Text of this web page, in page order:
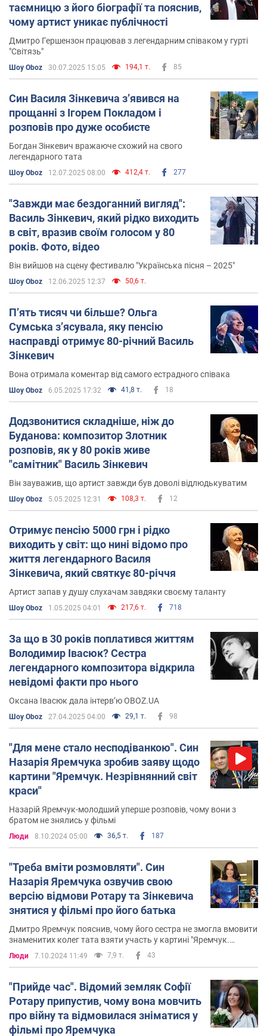
таємницю з його біографії та пояснив,
чому артист уникає публічності
Дмитро Гершензон працював з легендарним співаком у гурті
"Світязь"
Шоу Oboz 30.07.2025 15:05 194,1 т. 85
Син Василя Зінкевича з’явився на
прощанні з Ігорем Покладом і
розповів про дуже особисте
Богдан Зінкевич вражаюче схожий на свого
легендарного тата
Шоу Oboz 12.07.2025 08:00 412,4 т. 277
"Завжди має бездоганний вигляд":
Василь Зінкевич, який рідко виходить
в світ, вразив своїм голосом у 80
років. Фото, відео
Він вийшов на сцену фестивалю "Українська пісня – 2025"
Шоу Oboz 12.06.2025 12:37 50,6 т.
Пʼять тисяч чи більше? Ольга
Сумська зʼясувала, яку пенсію
насправді отримує 80-річний Василь
Зінкевич
Вона отримала коментар від самого естрадного співака
Шоу Oboz 6.05.2025 17:32 41,8 т. 18
Додзвонитися складніше, ніж до
Буданова: композитор Злотник
розповів, як у 80 років живе
"самітник" Василь Зінкевич
Він зауважив, що артист завжди був доволі відлюдькуватим
Шоу Oboz 5.05.2025 12:31 108,3 т. 12
Отримує пенсію 5000 грн і рідко
виходить у світ: що нині відомо про
життя легендарного Василя
Зінкевича, який святкує 80-річчя
Артист запав у душу слухачам завдяки своєму таланту
Шоу Oboz 1.05.2025 04:01 217,6 т. 718
За що в 30 років поплатився життям
Володимир Івасюк? Сестра
легендарного композитора відкрила
невідомі факти про нього
Оксана Івасюк дала інтерв’ю OBOZ.UA
Шоу Oboz 27.04.2025 04:00 29,1 т. 98
"Для мене стало несподіванкою". Син
Назарія Яремчука зробив заяву щодо
картини "Яремчук. Незрівнянний світ
краси"
Назарій Яремчук-молодший уперше розповів, чому вони з
братом не знялись у фільмі
Люди 8.10.2024 05:00 36,5 т. 187
"Треба вміти розмовляти". Син
Назарія Яремчука озвучив свою
версію відмови Ротару та Зінкевича
знятися у фільмі про його батька
Дмитро Яремчук пояснив, чому його сестра не змогла вмовити
знаменитих колег тата взяти участь у картині "Яремчук.
Незрівнянний світ краси"
Люди 7.10.2024 11:49 7,9 т. 43
"Прийде час". Відомий земляк Софії
Ротару припустив, чому вона мовчить
про війну та відмовилася зніматися у
фільмі про Яремчука